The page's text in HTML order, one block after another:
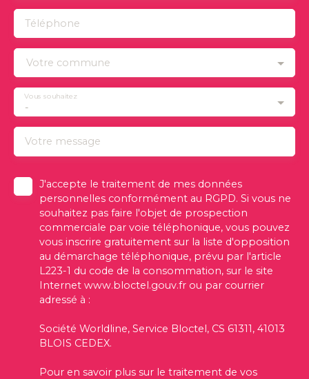
Téléphone
Votre commune
-
Vous souhaitez
Votre message
J'accepte le traitement de mes données
personnelles conformément au RGPD. Si vous ne
souhaitez pas faire l'objet de prospection
commerciale par voie téléphonique, vous pouvez
vous inscrire gratuitement sur la liste d'opposition
au démarchage téléphonique, prévu par l'article
L223-1 du code de la consommation, sur le site
Internet www.bloctel.gouv.fr ou par courrier
adressé à :
Société Worldline, Service Bloctel, CS 61311, 41013
BLOIS CEDEX.
Pour en savoir plus sur le traitement de vos